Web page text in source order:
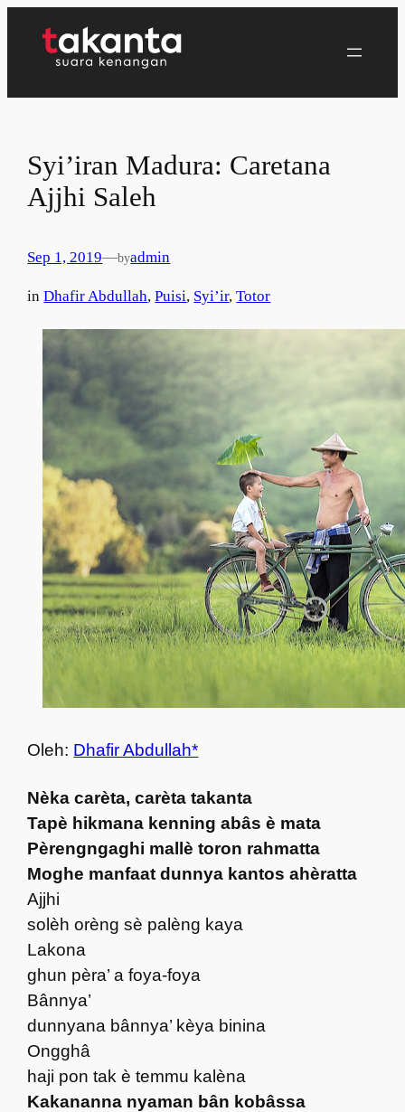
Syi’iran Madura: Caretana
Ajjhi Saleh
Sep 1, 2019—byadmin
inDhafir Abdullah, Puisi, Syi’ir, Totor
Oleh: Dhafir Abdullah*
Nèka carèta, carèta takanta
Tapè hikmana kenning abâs è mata
Pèrengngaghi mallè toron rahmatta
Moghe manfaat dunnya kantos ahèratta
Ajjhi
solèh orèng sè palèng kaya
Lakona
ghun pèra’ a foya-foya
Bânnya’
dunnyana bânnya’ kèya binina
Ongghâ
haji pon tak è temmu kalèna
Kakananna nyaman bân kobâssa